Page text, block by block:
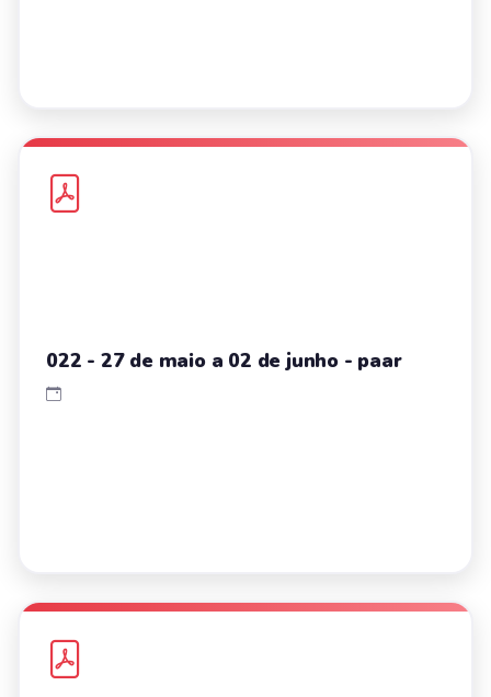
022 - 27 de maio a 02 de junho - paar